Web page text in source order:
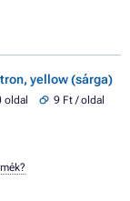
yellow (sárga)
oldal
9 Ft / oldal